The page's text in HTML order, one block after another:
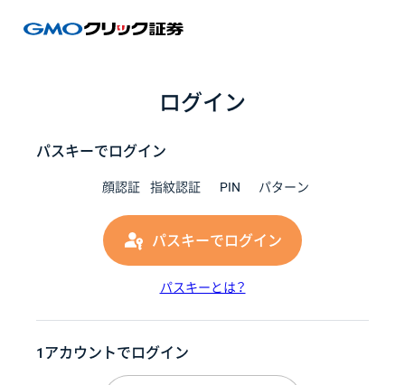
ログイン
パスキーでログイン
顔認証 指紋認証 PIN パターン
パスキーでログイン
パスキーとは？
1アカウントでログイン